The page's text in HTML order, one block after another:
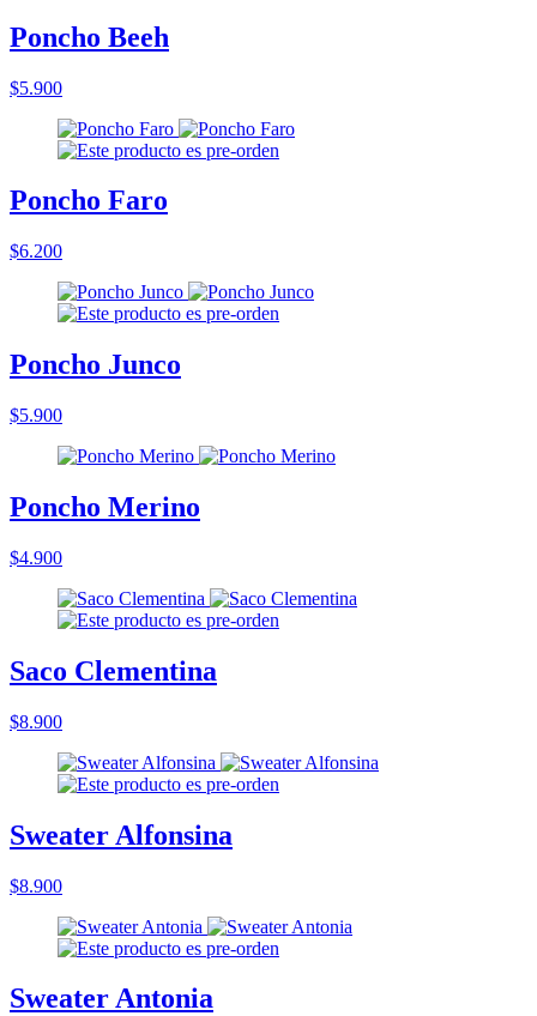
Poncho Beeh
$5.900
Poncho Faro
$6.200
Poncho Junco
$5.900
Poncho Merino
$4.900
Saco Clementina
$8.900
Sweater Alfonsina
$8.900
Sweater Antonia